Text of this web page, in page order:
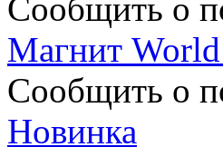
Сообщить о
Магнит
Сообщить о
Новинка